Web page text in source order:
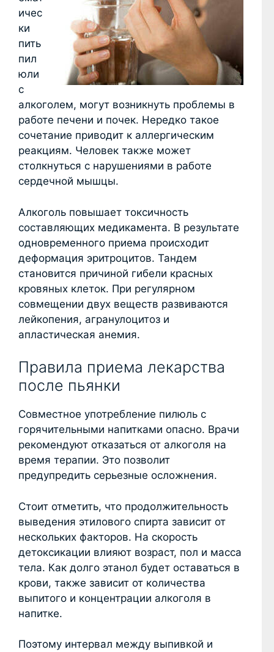
ичес
ки
пить
пил
юли
с
алкоголем, могут возникнуть проблемы в
работе печени и почек. Нередко такое
сочетание приводит к аллергическим
реакциям. Человек также может
столкнуться с нарушениями в работе
сердечной мышцы.
Алкоголь повышает токсичность
составляющих медикамента. В результате
одновременного приема происходит
деформация эритроцитов. Тандем
становится причиной гибели красных
кровяных клеток. При регулярном
совмещении двух веществ развиваются
лейкопения, агранулоцитоз и
апластическая анемия.
Правила приема лекарства
после пьянки
Совместное употребление пилюль с
горячительными напитками опасно. Врачи
рекомендуют отказаться от алкоголя на
время терапии. Это позволит
предупредить серьезные осложнения.
Стоит отметить, что продолжительность
выведения этилового спирта зависит от
нескольких факторов. На скорость
детоксикации влияют возраст, пол и масса
тела. Как долго этанол будет оставаться в
крови, также зависит от количества
выпитого и концентрации алкоголя в
напитке.
Поэтому интервал между выпивкой и